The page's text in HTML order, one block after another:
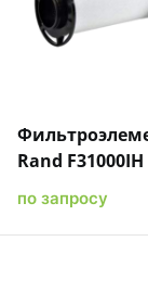
Быстрый
Rand
по запросу